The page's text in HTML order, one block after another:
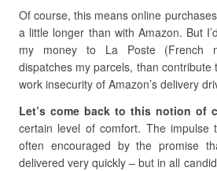
Of course, this means online
a little longer than with Amazon. But
my money to La Poste (French
dispatches my parcels, than contribute
work insecurity of Amazon’s delivery
Let’s come back to this notion of
certain level of comfort. The impulse
often encouraged by the promise
delivered very quickly – but in all